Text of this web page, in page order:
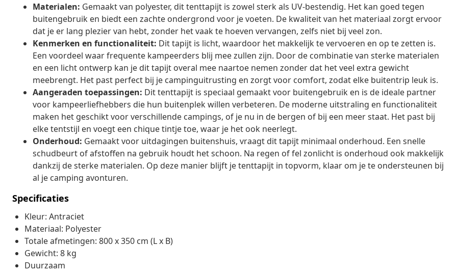
Materialen: Gemaakt van polyester, dit tenttapijt is zowel sterk als UV-bestendig. Het kan goed tegen
buitengebruik en biedt een zachte ondergrond voor je voeten. De kwaliteit van het materiaal zorgt ervoor
dat je er lang plezier van hebt, zonder het vaak te hoeven vervangen, zelfs niet bij veel zon.
Kenmerken en functionaliteit: Dit tapijt is licht, waardoor het makkelijk te vervoeren en op te zetten is.
Een voordeel waar frequente kampeerders blij mee zullen zijn. Door de combinatie van sterke materialen
en een licht ontwerp kan je dit tapijt overal mee naartoe nemen zonder dat het veel extra gewicht
meebrengt. Het past perfect bij je campinguitrusting en zorgt voor comfort, zodat elke buitentrip leuk is.
Aangeraden toepassingen: Dit tenttapijt is speciaal gemaakt voor buitengebruik en is de ideale partner
voor kampeerliefhebbers die hun buitenplek willen verbeteren. De moderne uitstraling en functionaliteit
maken het geschikt voor verschillende campings, of je nu in de bergen of bij een meer staat. Het past bij
elke tentstijl en voegt een chique tintje toe, waar je het ook neerlegt.
Onderhoud: Gemaakt voor uitdagingen buitenshuis, vraagt dit tapijt minimaal onderhoud. Een snelle
schudbeurt of afstoffen na gebruik houdt het schoon. Na regen of fel zonlicht is onderhoud ook makkelijk
dankzij de sterke materialen. Op deze manier blijft je tenttapijt in topvorm, klaar om je te ondersteunen bij
al je camping avonturen.
Specificaties
Kleur: Antraciet
Materiaal: Polyester
Totale afmetingen: 800 x 350 cm (L x B)
Gewicht: 8 kg
Duurzaam